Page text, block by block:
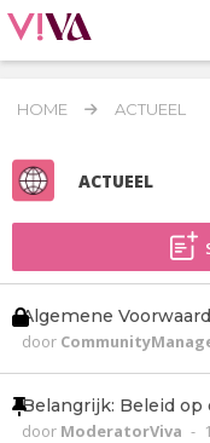
HOME ACTUEEL
ACTUEEL
Algemene
door
Belangrijk: Beleid
door ModeratorViva -